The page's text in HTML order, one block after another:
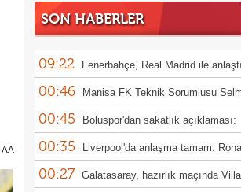
AA
SON HABERLER
09:22 Fenerbahçe, Real Madrid ile
Endrick'te!
00:46 Manisa FK Teknik Sorumlusu
Coşkun'dan galibiyet yorumu
00:45 Boluspor'dan sakatlık açıklaması:
"Fibula kemiği kırıldı"
00:35 Liverpool'da anlaşma tamam:
Araujo
00:27 Galatasaray, hazırlık maçında